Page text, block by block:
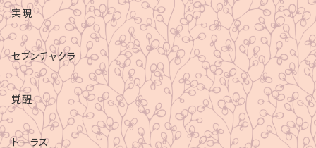
実現
セブンチャクラ
覚醒
トーラス